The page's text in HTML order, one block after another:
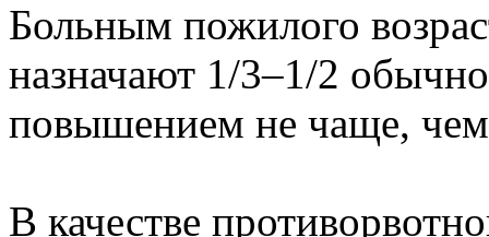
Больным пожилого
назначают 1/3–1/2
повышением не чаще,
В качестве